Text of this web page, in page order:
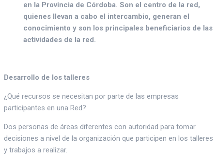
en la Provincia de Córdoba. Son el centro de la red,
quienes llevan a cabo el intercambio, generan el
conocimiento y son los principales beneficiarios de las
actividades de la red.
Desarrollo de los talleres
¿Qué recursos se necesitan por parte de las empresas
participantes en una Red?
Dos personas de áreas diferentes con autoridad para tomar
decisiones a nivel de la organización que participen en los talleres
y trabajos a realizar.